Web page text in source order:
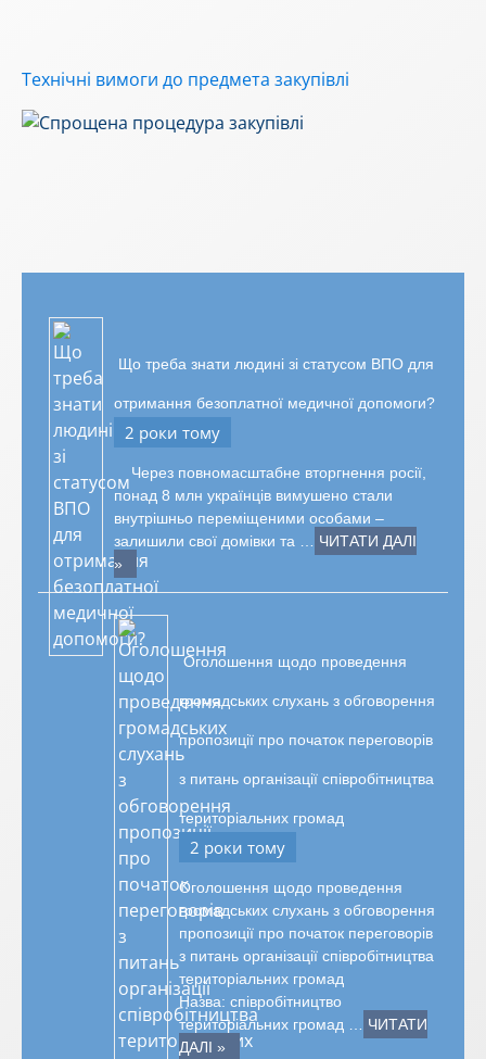
Технічні вимоги до предмета закупівлі
Що треба знати людині зі статусом ВПО для
отримання безоплатної медичної допомоги?
2 роки тому
Через повномасштабне вторгнення росії,
понад 8 млн українців вимушено стали
внутрішньо переміщеними особами –
залишили свої домівки та …
ЧИТАТИ ДАЛІ
»
Оголошення щодо проведення
громадських слухань з обговорення
пропозиції про початок переговорів
з питань організації співробітництва
територіальних громад
2 роки тому
Оголошення щодо проведення
громадських слухань з обговорення
пропозиції про початок переговорів
з питань організації співробітництва
територіальних громад
Назва: співробітництво
територіальних громад …
ЧИТАТИ
ДАЛІ »